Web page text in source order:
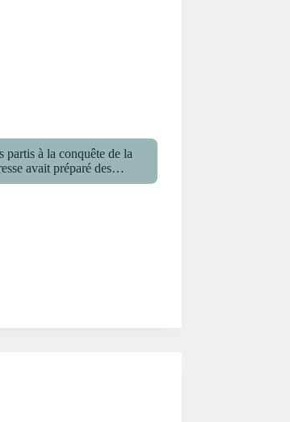
partis à la conquête de la
avait préparé des…